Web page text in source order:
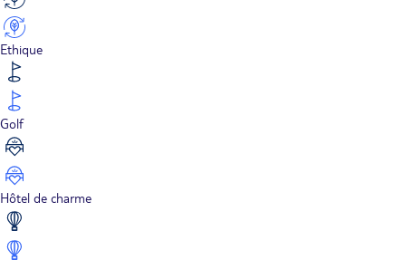
Ethique
Golf
Hôtel de charme